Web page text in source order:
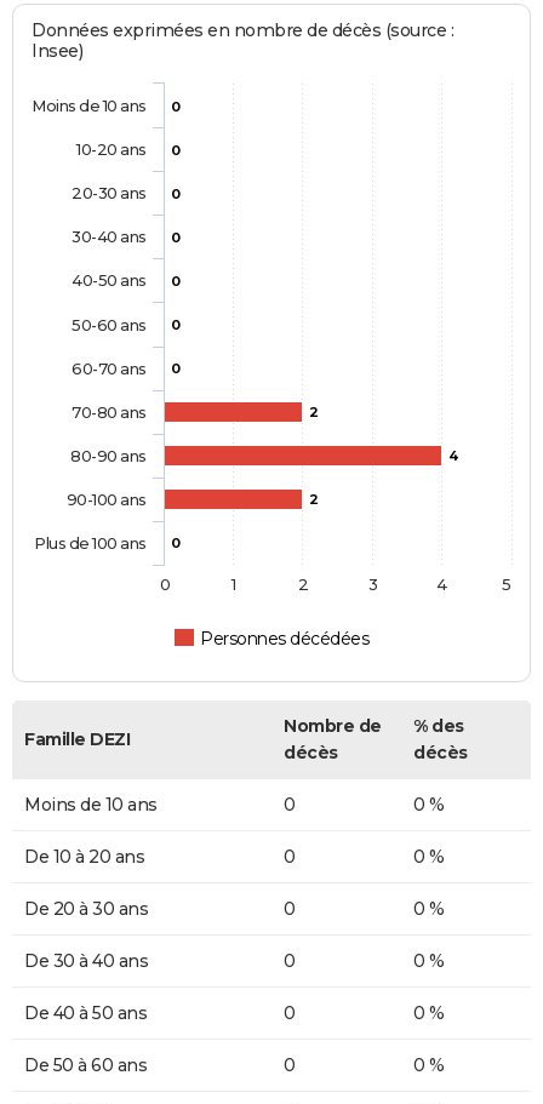
Données exprimées en nombre de décès (source :
Insee)
0
0
0
0
0
0
0
2
4
2
0
Personnes décédées
Moins de 10 ans
10-20 ans
20-30 ans
30-40 ans
40-50 ans
50-60 ans
60-70 ans
70-80 ans
80-90 ans
90-100 ans
Plus de 100 ans
0 1 2 3 4 5
Famille DEZI
Nombre de
décès
% des
décès
Moins de 10 ans 0 0 %
De 10 à 20 ans 0 0 %
De 20 à 30 ans 0 0 %
De 30 à 40 ans 0 0 %
De 40 à 50 ans 0 0 %
De 50 à 60 ans 0 0 %